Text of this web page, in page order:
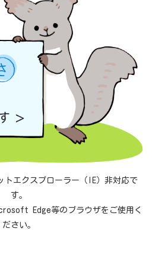
エクスプローラー（IE）非対応で
す。
Edge等のブラウザをご使用く
ださい。